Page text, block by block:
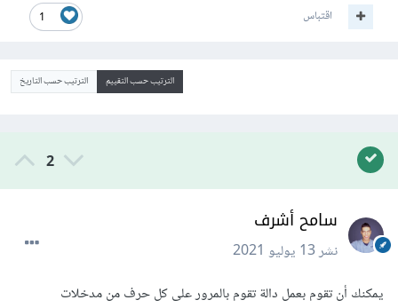
1 اقتباس
الترتيب حسب التقييم الترتيب حسب التاريخ
2
سامح أشرف
نشر13 يوليو 2021
يمكنك أن تقوم بعمل دالة تقوم بالمرور على كل حرف من مدخلات